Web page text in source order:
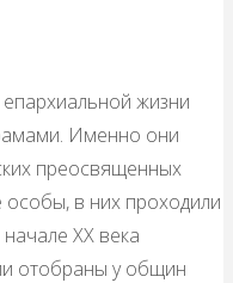
жизни
Именно они
преосвященных
в них проходили
ХХ века
отобраны у общин